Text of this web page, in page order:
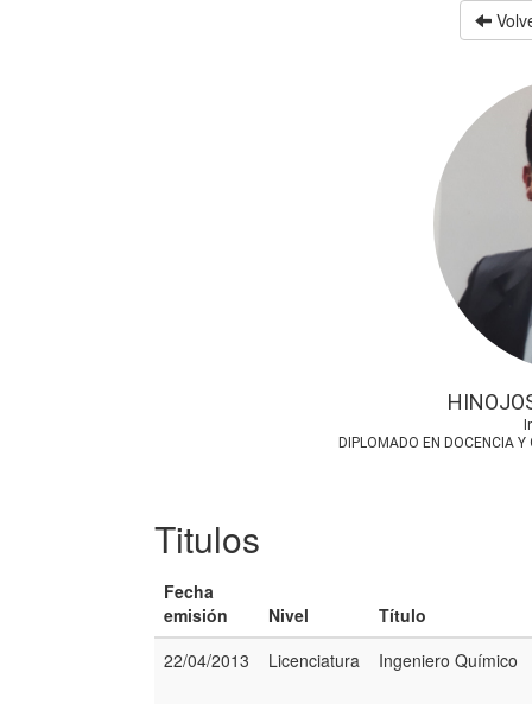
DIPLOMADO EN DOCENCIA
Titulos
Fecha
emisión
Nivel
Título
22/04/2013
Licenciatura Ingeniero Químico